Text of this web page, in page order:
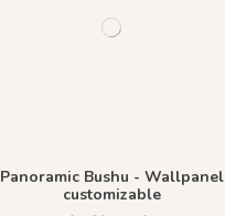
Panoramic Bushu - Wallpanel
customizable